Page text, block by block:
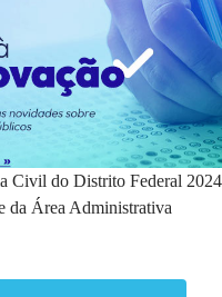
Civil do Distrito Federal
da Área Administrativa